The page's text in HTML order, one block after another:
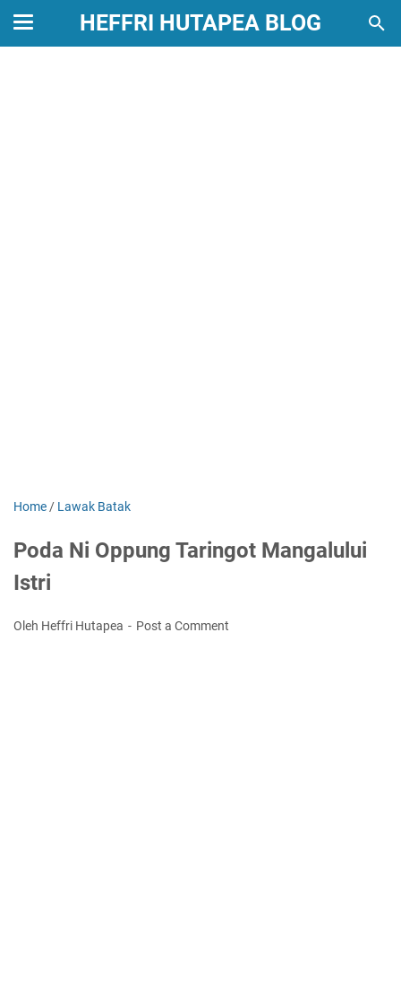
HEFFRI HUTAPEA BLOG
Home / Lawak Batak
Poda Ni Oppung Taringot Mangalului
Istri
Oleh Heffri Hutapea Post a Comment